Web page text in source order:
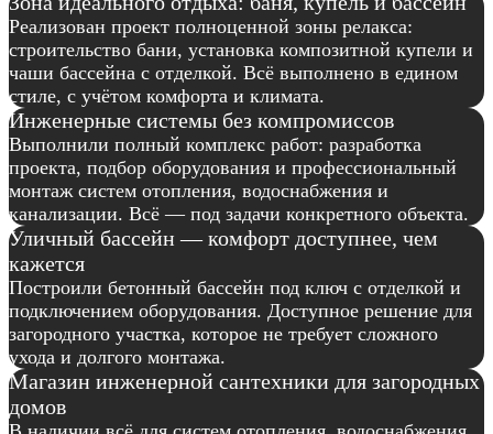
Реализован проект полноценной зоны релакса:
строительство бани, установка композитной купели и
чаши бассейна с отделкой. Всё выполнено в едином
стиле, с учётом комфорта и климата.
Инженерные системы без компромиссов
Выполнили полный комплекс работ: разработка
проекта, подбор оборудования и профессиональный
монтаж систем отопления, водоснабжения и
канализации. Всё — под задачи конкретного объекта.
Уличный бассейн — комфорт доступнее, чем
кажется
Построили бетонный бассейн под ключ с отделкой и
подключением оборудования. Доступное решение для
загородного участка, которое не требует сложного
ухода и долгого монтажа.
Магазин инженерной сантехники для загородных
домов